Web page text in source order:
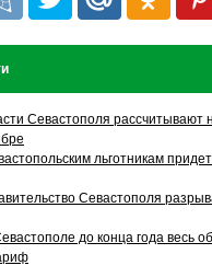
Севастополя рассчитывают
льготникам
Севастополя
до конца года весь